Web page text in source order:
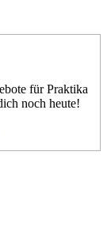
für Praktika
noch heute!